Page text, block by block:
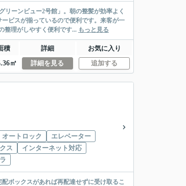
ーンビュー2号館」。朝の整髪が効率よく
ビスが揃っているので便利です。来客が一
整理がしやすく便利です... もっと見る
積 詳細
お気に入り
㎡ 詳細を見る 追加する
オートロック
エレベーター
ス
インターネット対応
ボックスがあれば再配達せずに受け取るこ